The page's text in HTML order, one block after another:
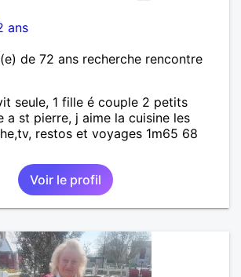
ans
de 72 ans recherche rencontre
seule, 1 fille é couple 2 petits
a st pierre, j aime la cuisine les
restos et voyages 1m65 68
Voir le profil